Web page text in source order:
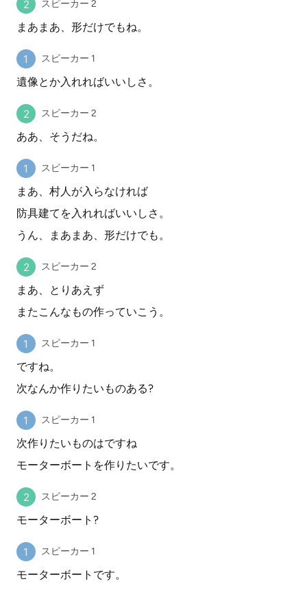
スピーカー 2
まあまあ、形だけでもね。
スピーカー 1
遺像とか入れればいいしさ。
スピーカー 2
ああ、そうだね。
スピーカー 1
まあ、村人が入らなければ
防具建てを入れればいいしさ。
うん、まあまあ、形だけでも。
スピーカー 2
まあ、とりあえず
またこんなもの作っていこう。
スピーカー 1
ですね。
次なんか作りたいものある?
スピーカー 1
次作りたいものはですね
モーターボートを作りたいです。
スピーカー 2
モーターボート?
スピーカー 1
モーターボートです。